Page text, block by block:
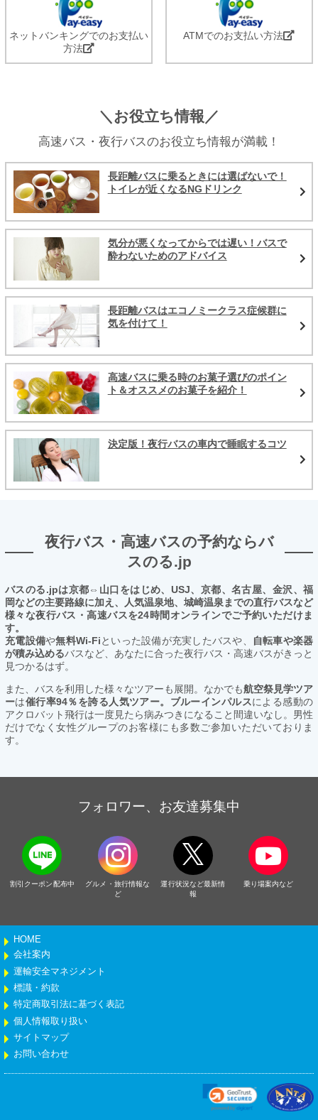
ネットバンキングでのお支払い
方法
ATMでのお支払い方法
＼お役立ち情報／
高速バス・夜行バスのお役立ち情報が満載！
長距離バスに乗るときには選ばないで！
トイレが近くなるNGドリンク
気分が悪くなってからでは遅い！バスで
酔わないためのアドバイス
長距離バスはエコノミークラス症候群に
気を付けて！
高速バスに乗る時のお菓子選びのポイン
ト＆オススメのお菓子を紹介！
決定版！夜行バスの車内で睡眠するコツ
夜行バス・高速バスの予約ならバ
スのる.jp
バスのる.jpは京都⇔山口をはじめ、USJ、京都、名古屋、金沢、福
岡などの主要路線に加え、人気温泉地、城崎温泉までの直行バスなど
様々な夜行バス・高速バスを24時間オンラインでご予約いただけま
す。
充電設備や無料Wi-Fiといった設備が充実したバスや、
自転車や楽器
が積み込めるバスなど、あなたに合った夜行バス・高速バスがきっと
見つかるはず。
また、バスを利用した様々なツアーも展開。なかでも航空祭見学ツア
ーは催行率94％を誇る人気ツアー。ブルーインパルスによる感動の
アクロバット飛行は一度見たら病みつきになること間違いなし。男性
だけでなく女性グループのお客様にも多数ご参加いただいておりま
す。
フォロワー、お友達募集中
割引クーポン配布中
グルメ・旅行情報な
ど
運行状況など最新情
報
乗り場案内など
HOME
会社案内
運輸安全マネジメント
標識・約款
特定商取引法に基づく表記
個人情報取り扱い
サイトマップ
お問い合わせ